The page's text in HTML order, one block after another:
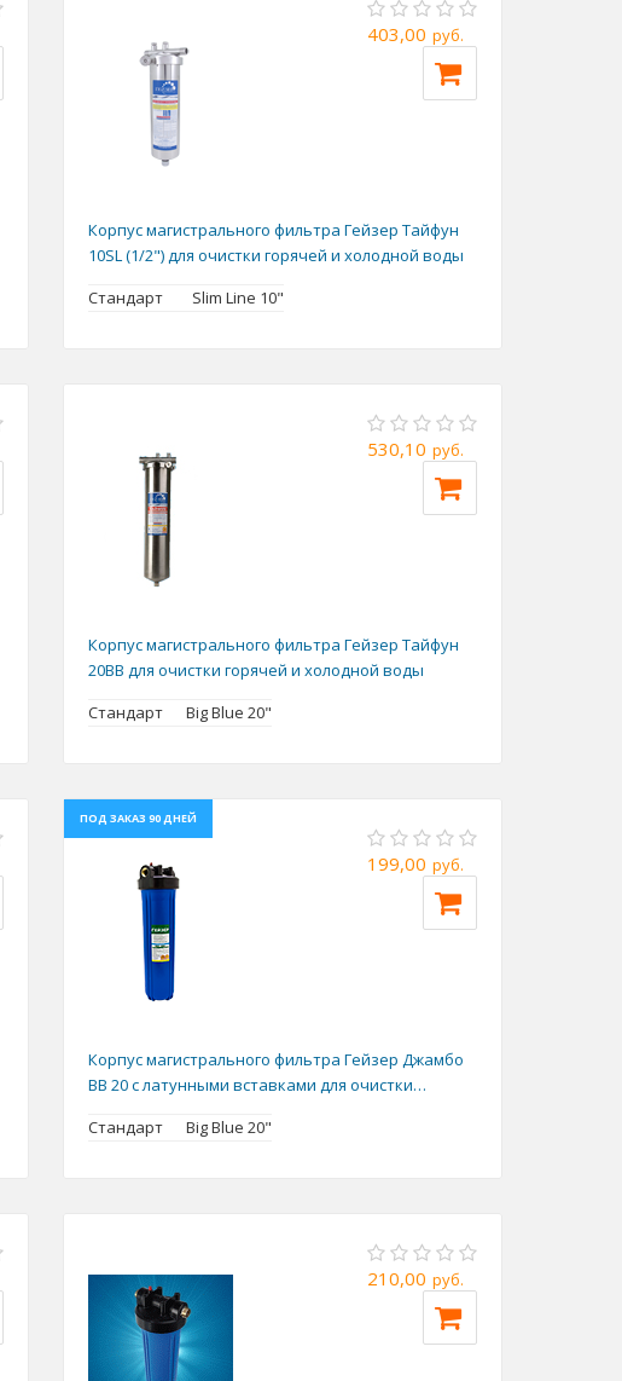
403,00 руб.
Корпус магистрального фильтра Гейзер Тайфун
10SL (1/2") для очистки горячей и холодной воды
Стандарт
Slim Line 10"
530,10 руб.
Корпус магистрального фильтра Гейзер Тайфун
20BB для очистки горячей и холодной воды
Стандарт
Big Blue 20"
ПОД ЗАКАЗ 90 ДНЕЙ
199,00 руб.
Корпус магистрального фильтра Гейзер Джамбо
BB 20 с латунными вставками для очистки
Стандарт Big Blue 20"
210,00 руб.